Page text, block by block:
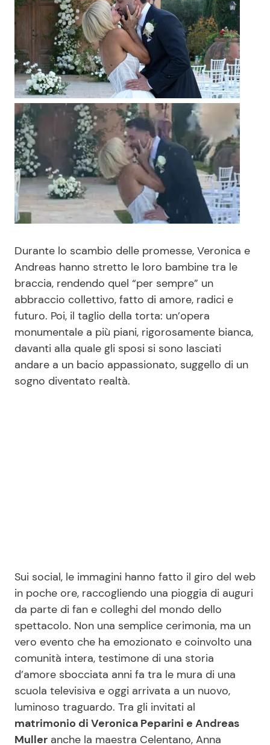
Durante lo scambio delle promesse, Veronica e
Andreas hanno stretto le loro bambine tra le
braccia, rendendo quel “per sempre” un
abbraccio collettivo, fatto di amore, radici e
futuro. Poi, il taglio della torta: un’opera
monumentale a più piani, rigorosamente bianca,
davanti alla quale gli sposi si sono lasciati
andare a un bacio appassionato, suggello di un
sogno diventato realtà.
Sui social, le immagini hanno fatto il giro del web
in poche ore, raccogliendo una pioggia di auguri
da parte di fan e colleghi del mondo dello
spettacolo. Non una semplice cerimonia, ma un
vero evento che ha emozionato e coinvolto una
comunità intera, testimone di una storia
d’amore sbocciata anni fa tra le mura di una
scuola televisiva e oggi arrivata a un nuovo,
luminoso traguardo. Tra gli invitati al
matrimonio di Veronica Peparini e Andreas
Muller anche la maestra Celentano, Anna